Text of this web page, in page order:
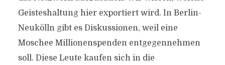
Geisteshaltung hier exportiert wird. In Berlin-
Neukölln gibt es Diskussionen, weil eine
Moschee Millionenspenden entgegennehmen
soll. Diese Leute kaufen sich in die